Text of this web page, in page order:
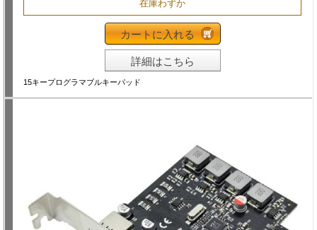
在庫わずか
カートに入れる
詳細はこちら
15キープログラマブルキーパッド